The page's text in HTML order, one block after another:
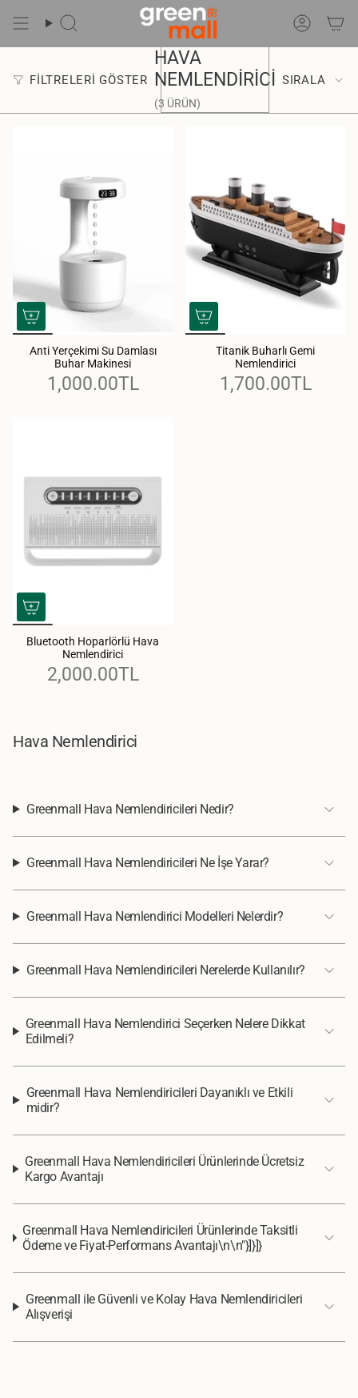
Git
Ara Hesap
FILTRELERI GÖSTER
HAVA
NEMLENDIRICI
(3 ÜRÜN)
Sırala
SIRALA
Anti Yerçekimi Su Damlası
Buhar Makinesi
1,000.00TL
Titanik Buharlı Gemi
Nemlendirici
1,700.00TL
Bluetooth Hoparlörlü Hava
Nemlendirici
2,000.00TL
Hava Nemlendirici
Greenmall Hava Nemlendiricileri Nedir?
Greenmall Hava Nemlendiricileri Ne İşe Yarar?
Greenmall Hava Nemlendirici Modelleri Nelerdir?
Greenmall Hava Nemlendiricileri Nerelerde Kullanılır?
Greenmall Hava Nemlendirici Seçerken Nelere Dikkat
Edilmeli?
Greenmall Hava Nemlendiricileri Dayanıklı ve Etkili
midir?
Greenmall Hava Nemlendiricileri Ürünlerinde Ücretsiz
Kargo Avantajı
Greenmall Hava Nemlendiricileri Ürünlerinde Taksitli
Ödeme ve Fiyat-Performans Avantajı\n\n"}]}]}
Greenmall ile Güvenli ve Kolay Hava Nemlendiricileri
Alışverişi